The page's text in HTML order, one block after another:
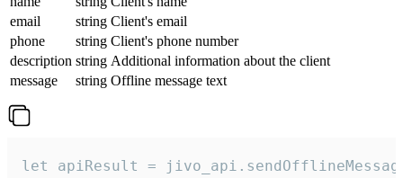
email
string Client's email
phone
string Client's phone number
description string Additional information about the client
message
string Offline message text
let apiResult =